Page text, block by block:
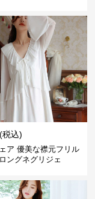
(税込)
ア 優美な襟元フリル
ングネグリジェ